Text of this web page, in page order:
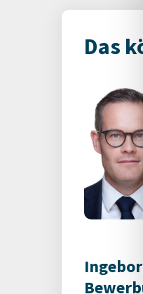
Das